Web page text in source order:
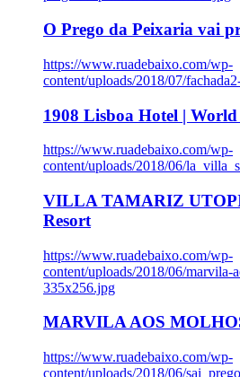
O Prego da Peixaria vai
https://www.ruadebaixo.com/wp-
content/uploads/2018/07/
1908 Lisboa Hotel |
https://www.ruadebaixo.com/wp-
content/uploads/2018/06/
VILLA TAMARIZ
Resort
https://www.ruadebaixo.com/wp-
content/uploads/2018/06/marvila-
335x256.jpg
MARVILA AOS
https://www.ruadebaixo.com/wp-
content/uploads/2018/06/